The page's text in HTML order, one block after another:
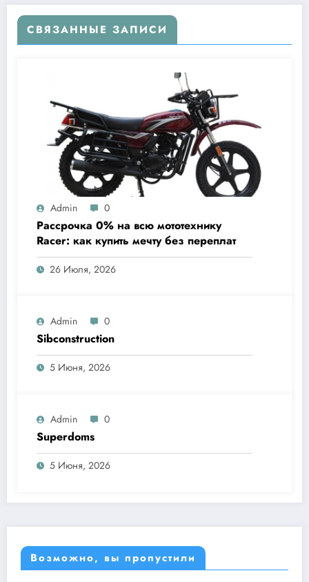
СВЯЗАННЫЕ ЗАПИСИ
Admin 0
Рассрочка 0% на всю мототехнику
Racer: как купить мечту без переплат
26 Июля, 2026
Admin 0
Sibconstruction
5 Июня, 2026
Admin 0
Superdoms
5 Июня, 2026
Возможно, вы пропустили